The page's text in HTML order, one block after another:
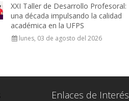
XXI Taller de Desarrollo Profesoral:
una década impulsando la calidad
académica en la UFPS
lunes, 03 de agosto del 2026
Enlaces de Interés